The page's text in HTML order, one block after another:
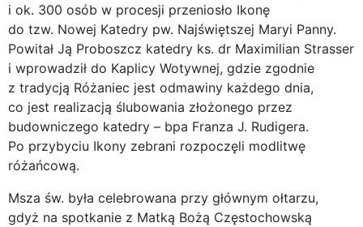
i ok. 300 osób w procesji przeniosło Ikonę
do tzw. Nowej Katedry pw. Najświętszej Maryi Panny.
Powitał Ją Proboszcz katedry ks. dr Maximilian Strasser
i wprowadził do Kaplicy Wotywnej, gdzie zgodnie
z tradycją Różaniec jest odmawiny każdego dnia,
co jest realizacją ślubowania złożonego przez
budowniczego katedry – bpa Franza J. Rudigera.
Po przybyciu Ikony zebrani rozpoczęli modlitwę
różańcową.
Msza św. była celebrowana przy głównym ołtarzu,
gdyż na spotkanie z Matką Bożą Częstochowską